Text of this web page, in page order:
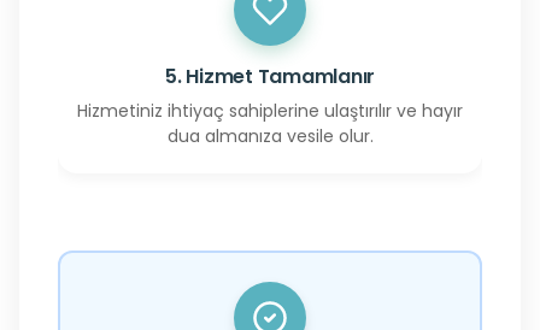
5. Hizmet Tamamlanır
Hizmetiniz ihtiyaç sahiplerine ulaştırılır ve hayır
dua almanıza vesile olur.